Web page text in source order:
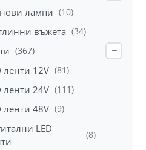
лампи (10)
въжета (34)
(367) −
ленти 12V (81)
ленти 24V (111)
ленти 48V (9)
LED
(8)